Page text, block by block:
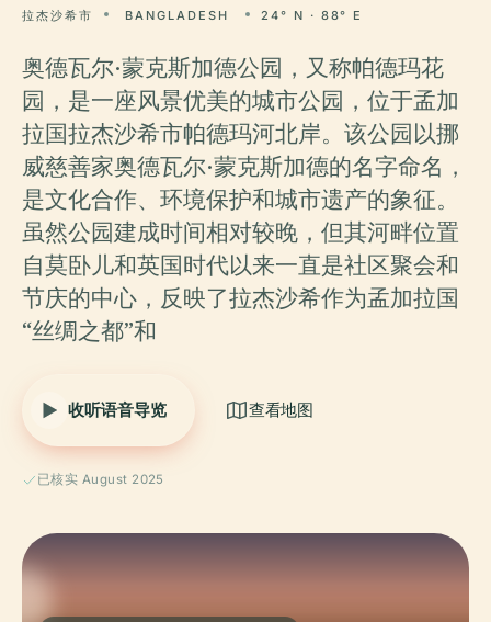
拉杰沙希市 BANGLADESH 24° N · 88° E
奥德瓦尔·蒙克斯加德公园，又称帕德玛花
园，是一座风景优美的城市公园，位于孟加
拉国拉杰沙希市帕德玛河北岸。该公园以挪
威慈善家奥德瓦尔·蒙克斯加德的名字命名，
是文化合作、环境保护和城市遗产的象征。
虽然公园建成时间相对较晚，但其河畔位置
自莫卧儿和英国时代以来一直是社区聚会和
节庆的中心，反映了拉杰沙希作为孟加拉国
“丝绸之都”和
收听语音导览 查看地图
已核实 August 2025